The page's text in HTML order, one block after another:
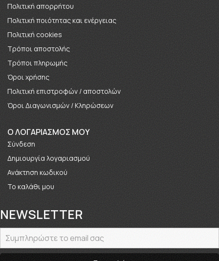
Πολιτική απορρήτου
Πολιτική ποιότητας και ενέργειας
Πολιτική cookies
Τρόποι αποστολής
Τρόποι πληρωμής
Όροι χρήσης
Πολιτική επιστροφών / αποστολών
Όροι Διαγωνισμών / Κληρώσεων
O ΛΟΓΑΡΙΑΣΜΟΣ ΜΟΥ
Σύνδεση
Δημιουργία λογαριασμού
Ανάκτηση κωδικού
Το καλάθι μου
NEWSLETTER